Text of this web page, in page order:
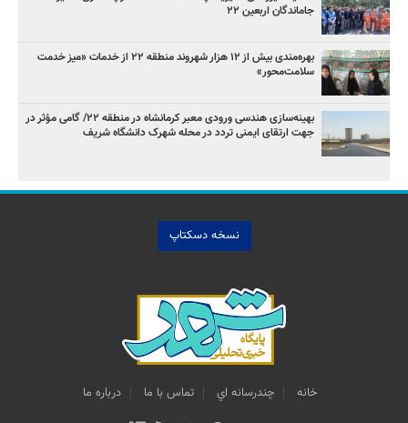
جاماندگان اربعین ۲۲
بهره‌مندی بیش از ۱۲ هزار شهروند منطقه ۲۲ از خدمات «میز خدمت
سلامت‌محور»
بهینه‌سازی هندسی ورودی معبر کرمانشاه در منطقه ۲۲/ گامی مؤثر در
جهت ارتقای ایمنی تردد در محله شهرک دانشگاه شریف
نسخه دسکتاپ
خانه چندرسانه اي تماس با ما درباره ما